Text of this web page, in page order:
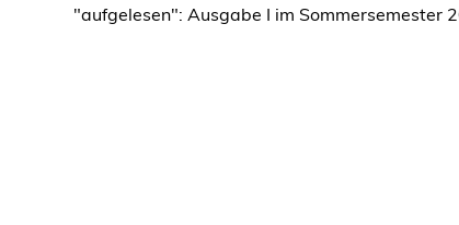
"aufgelesen": Ausgabe I im Sommersemester